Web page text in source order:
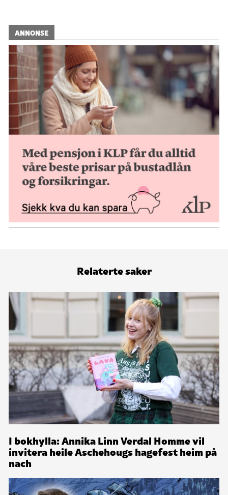
ANNONSE
Relaterte saker
I bokhylla: Annika Linn Verdal Homme vil
invitera heile Aschehougs hagefest heim på
nach